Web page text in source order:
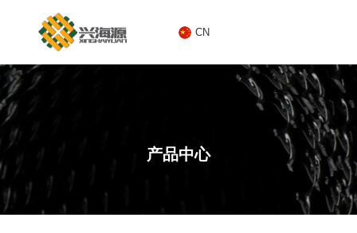
CN
CN
产品中心